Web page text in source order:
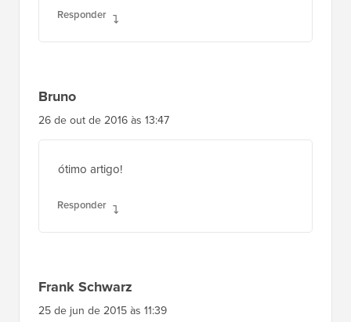
Responder
Bruno
26 de out de 2016 às 13:47
ótimo artigo!
Responder
Frank Schwarz
25 de jun de 2015 às 11:39